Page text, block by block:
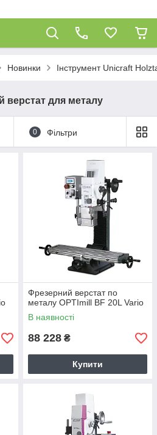
Новинки Інструмент Unicraft
верстат для металу
0 Фільтри
Фрезерний верстат по
металу OPTImill BF 20L Vario
В наявності
88 228 ₴
Купити